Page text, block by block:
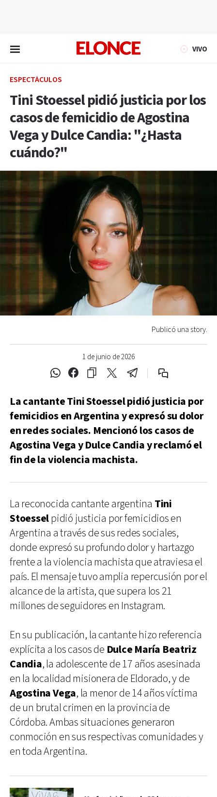
VIVO
ESPECTÁCULOS
Tini Stoessel pidió justicia por los
casos de femicidio de Agostina
Vega y Dulce Candia: "¿Hasta
cuándo?"
1 de junio de 2026
Publicó una story.
La cantante Tini Stoessel pidió justicia por
femicidios en Argentina y expresó su dolor
en redes sociales. Mencionó los casos de
Agostina Vega y Dulce Candia y reclamó el
fin de la violencia machista.
La reconocida cantante argentina Tini
Stoesselpidió justicia por femicidios en
Argentina a través de sus redes sociales,
donde expresó su profundo dolor y hartazgo
frente a la violencia machista que atraviesa el
país. El mensaje tuvo amplia repercusión por el
alcance de la artista, que supera los 21
millones de seguidores en Instagram.
En su publicación, la cantante hizo referencia
explícita a los casos de Dulce María Beatriz
Candia, la adolescente de 17 años asesinada
en la localidad misionera de Eldorado, y de
Agostina Vega, la menor de 14 años víctima
de un brutal crimen en la provincia de
Córdoba. Ambas situaciones generaron
conmoción en sus respectivas comunidades y
en toda Argentina.